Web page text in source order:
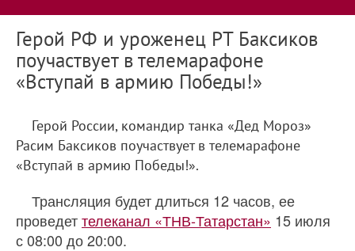
Герой РФ и уроженец РТ Баксиков
поучаствует в телемарафоне
«Вступай в армию Победы!»
Герой России, командир танка «Дед Мороз»
Расим Баксиков поучаствует в телемарафоне
«Вступай в армию Победы!».
Трансляция будет длиться 12 часов, ее
проведеттелеканал «ТНВ-Татарстан» 15 июля
с 08:00 до 20:00.